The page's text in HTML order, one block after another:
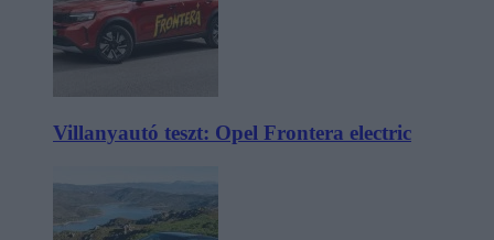
Villanyautó teszt: Opel Frontera electric